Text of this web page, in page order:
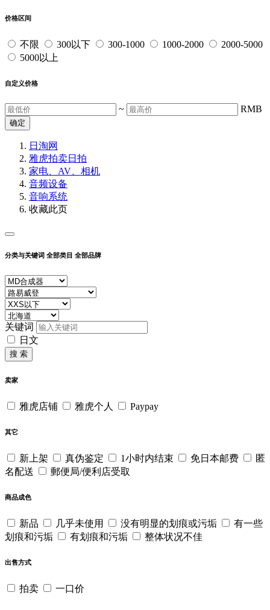
价格区间
不限 300以下 300-1000 1000-2000
2000-5000
5000以上
自定义价格
~ RMB
确定
日淘网
雅虎拍卖日拍
家电、AV、相机
音频设备
音响系统
收藏此页
分类与关键词 全部类目 全部品牌
关键词
日文
搜 索
卖家
雅虎店铺 雅虎个人 Paypay
其它
新上架 真伪鉴定 1小时内结束 免日本邮费
匿
名配送
郵便局/便利店受取
商品成色
新品 几乎未使用 没有明显的划痕或污垢
有一些
划痕和污垢
有划痕和污垢 整体状况不佳
出售方式
拍卖 一口价